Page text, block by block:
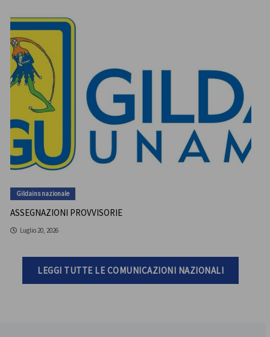
Gildains nazionale
ASSEGNAZIONI PROVVISORIE
Luglio 20, 2026
LEGGI TUTTE LE COMUNICAZIONI NAZIONALI